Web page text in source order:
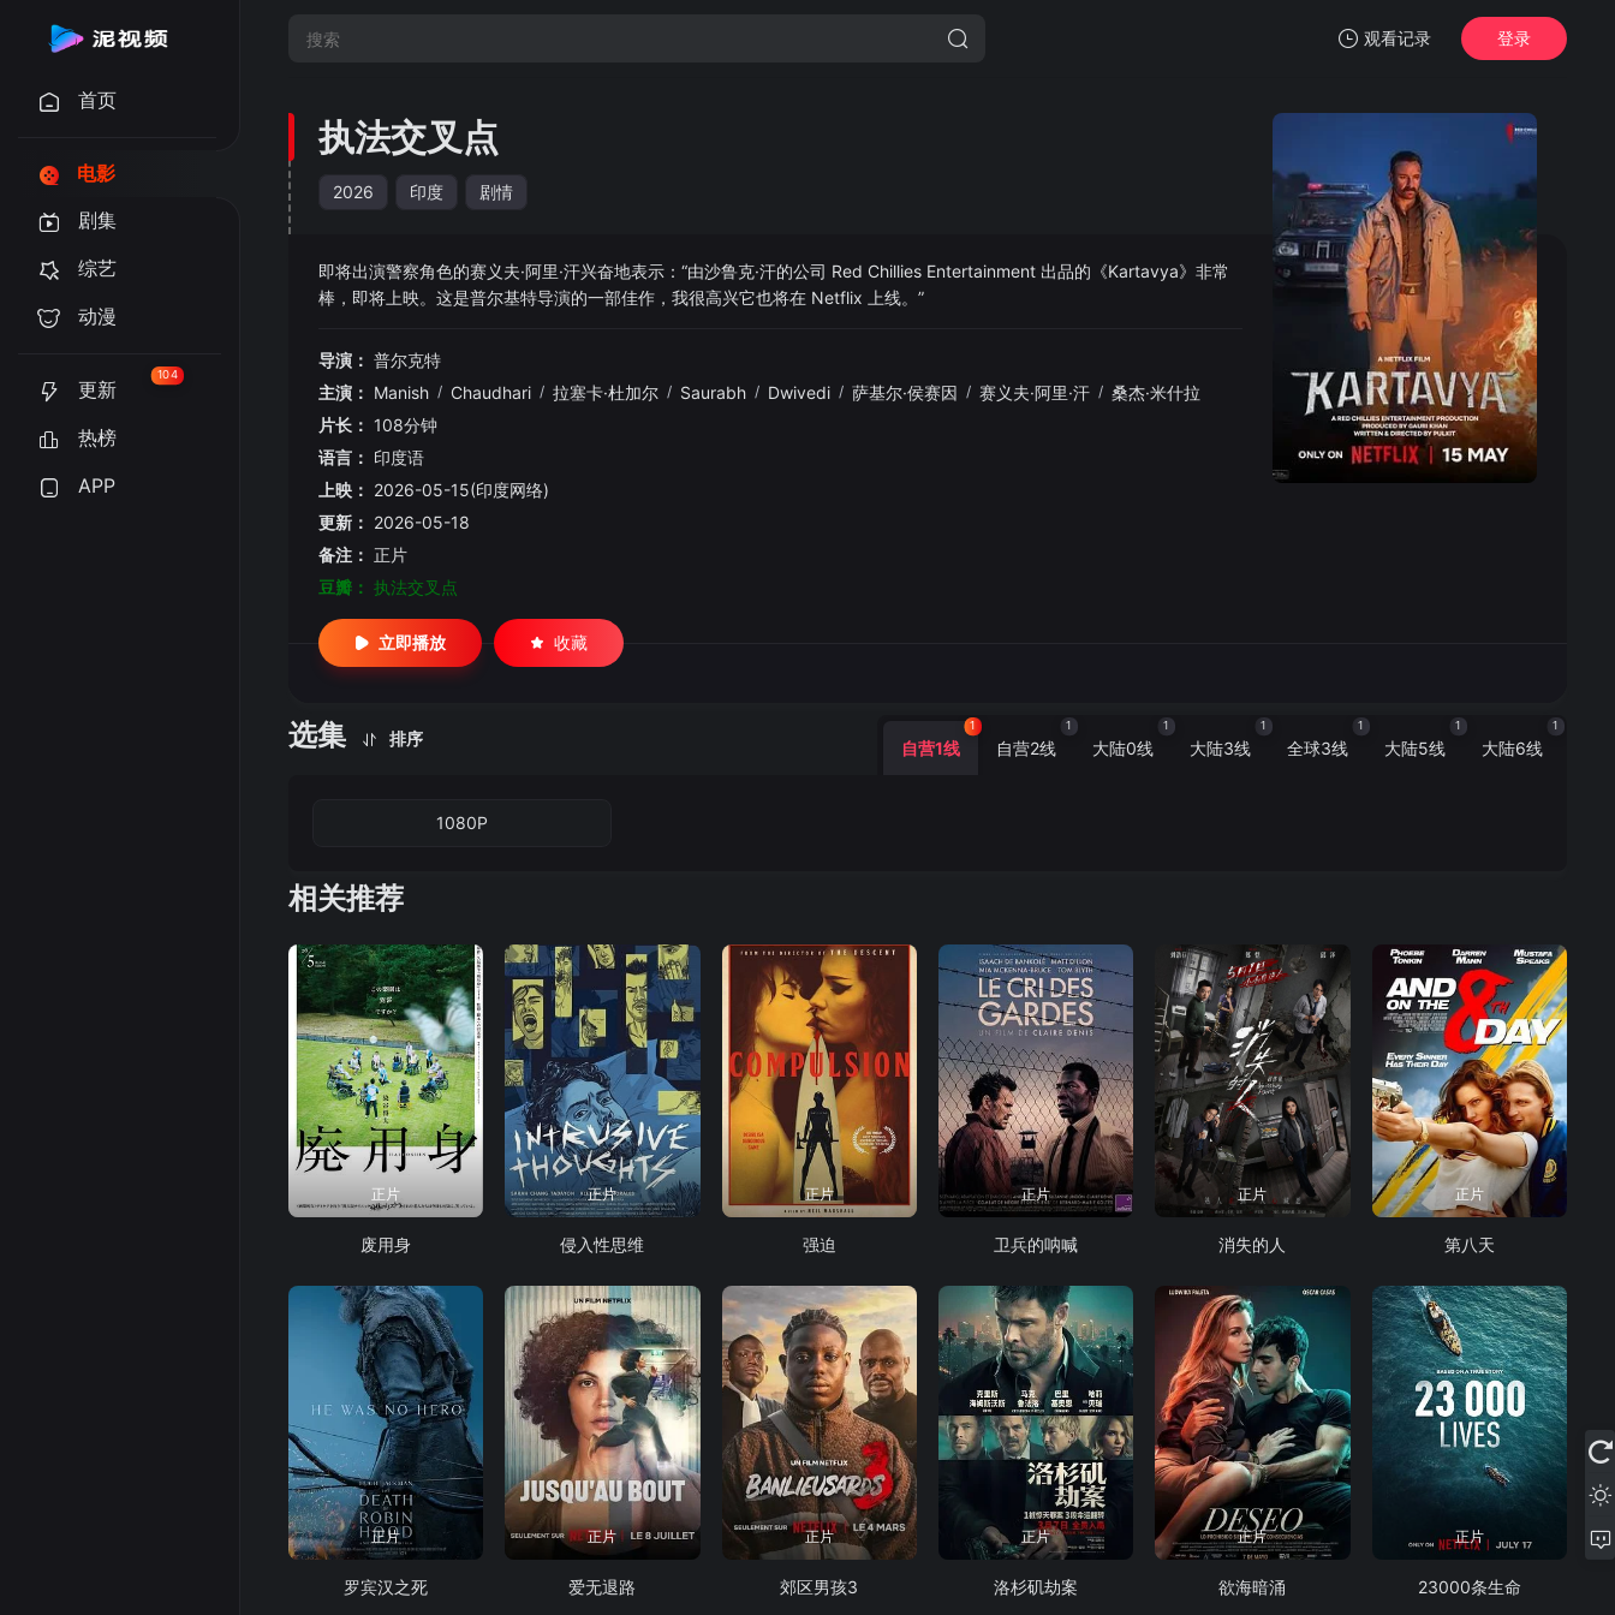
观看记录
暂无观看影片的记录
登录
首页
电影
剧集
综艺
动漫
更新
104
热榜
APP
执法交叉点
2026 印度 剧情
即将出演警察角色的赛义夫·阿里·汗兴奋地表示：“由沙鲁克·汗的公司 Red Chillies Entertainment 出品的《Kartavya》非常
棒，即将上映。这是普尔基特导演的一部佳作，我很高兴它也将在 Netflix 上线。”
导演： 普尔克特
主演： Manish / Chaudhari / 拉塞卡·杜加尔 / Saurabh / Dwivedi / 萨基尔·侯赛因 / 赛义夫·阿里·汗 / 桑杰·米什拉
片长： 108分钟
语言： 印度语
上映： 2026-05-15(印度网络)
更新： 2026-05-18
备注： 正片
豆瓣： 执法交叉点
立即播放 收藏
选集 排序 自营1线
1
自营2线
1
大陆0线
1
大陆3线
1
全球3线
1
大陆5线
1
大陆6线
1
1080P
相关推荐
正片
废用身
正片
侵入性思维
正片
强迫
正片
卫兵的呐喊
正片
消失的人
正片
第八天
正片
罗宾汉之死
正片
爱无退路
正片
郊区男孩3
正片
洛杉矶劫案
正片
欲海暗涌
正片
23000条生命